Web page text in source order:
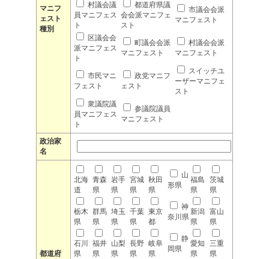
マニフ
ェスト
種別
村議会議
員マニフェス
ト
都道府県議
会会派マニフェ
スト
市議会会派
マニフェスト
区議会会
派マニフェス
ト
町議会会派
マニフェスト
村議会会派
マニフェスト
市民マニ
フェスト
政党マニフ
ェスト
スイッチユ
ーザーマニフェ
スト
衆議院議
員マニフェス
ト
参議院議員
マニフェスト
政治家
名
都道府
北海
道
青森
県
岩手
県
宮城
県
秋田
県
山
形県
福島
県
茨城
県
栃木
県
群馬
県
埼玉
県
千葉
県
東京
都
神
奈川県
新潟
県
富山
県
石川
県
福井
県
山梨
県
長野
県
岐阜
県
静
岡県
愛知
県
三重
県